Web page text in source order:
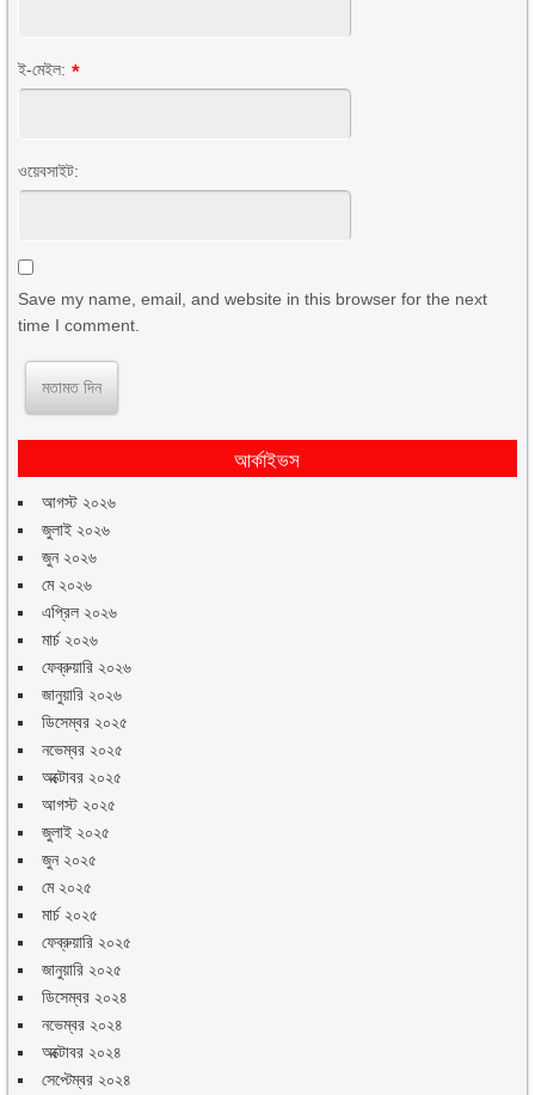
ই-মেইল: *
ওয়েবসাইট:
Save my name, email, and website in this browser for the next
time I comment.
আর্কাইভস
আগস্ট ২০২৬
জুলাই ২০২৬
জুন ২০২৬
মে ২০২৬
এপ্রিল ২০২৬
মার্চ ২০২৬
ফেব্রুয়ারি ২০২৬
জানুয়ারি ২০২৬
ডিসেম্বর ২০২৫
নভেম্বর ২০২৫
অক্টোবর ২০২৫
আগস্ট ২০২৫
জুলাই ২০২৫
জুন ২০২৫
মে ২০২৫
মার্চ ২০২৫
ফেব্রুয়ারি ২০২৫
জানুয়ারি ২০২৫
ডিসেম্বর ২০২৪
নভেম্বর ২০২৪
অক্টোবর ২০২৪
সেপ্টেম্বর ২০২৪